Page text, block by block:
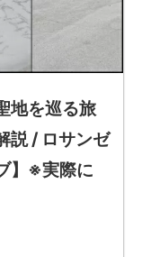
地を巡る旅
説 / ロサンゼ
】※実際に